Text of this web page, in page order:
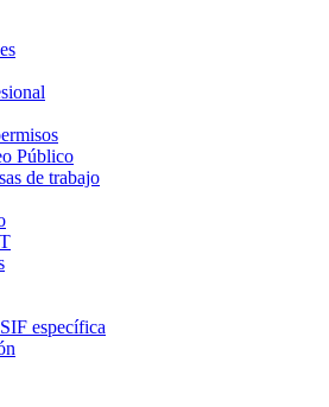
Público
de trabajo
específica